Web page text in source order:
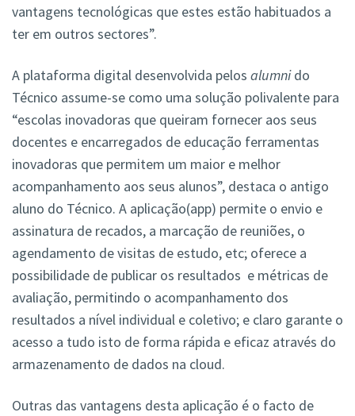
vantagens tecnológicas que estes estão habituados a
ter em outros sectores”.
A plataforma digital desenvolvida pelos alumnido
Técnico assume-se como uma solução polivalente para
“escolas inovadoras que queiram fornecer aos seus
docentes e encarregados de educação ferramentas
inovadoras que permitem um maior e melhor
acompanhamento aos seus alunos”, destaca o antigo
aluno do Técnico. A aplicação(app) permite o envio e
assinatura de recados, a marcação de reuniões, o
agendamento de visitas de estudo, etc; oferece a
possibilidade de publicar os resultados e métricas de
avaliação, permitindo o acompanhamento dos
resultados a nível individual e coletivo; e claro garante o
acesso a tudo isto de forma rápida e eficaz através do
armazenamento de dados na cloud.
Outras das vantagens desta aplicação é o facto de